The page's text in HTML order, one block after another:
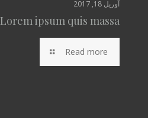
آوریل 18, 2017
Lorem ipsum quis massa
Read more